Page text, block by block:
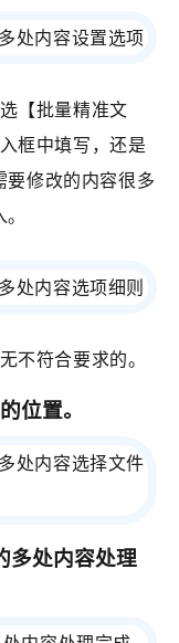
【批量精准文
框中填写，还是
要修改的内容很多
不符合要求的。
位置。
多处内容处理